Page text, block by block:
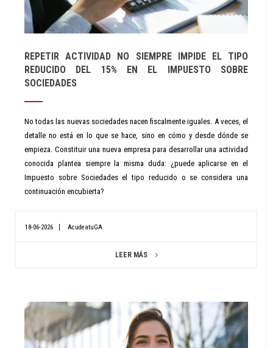
REPETIR ACTIVIDAD NO SIEMPRE IMPIDE EL TIPO
REDUCIDO DEL 15% EN EL IMPUESTO SOBRE
SOCIEDADES
No todas las nuevas sociedades nacen fiscalmente iguales. A veces, el
detalle no está en lo que se hace, sino en cómo y desde dónde se
empieza. Constituir una nueva empresa para desarrollar una actividad
conocida plantea siempre la misma duda: ¿puede aplicarse en el
Impuesto sobre Sociedades el tipo reducido o se considera una
continuación encubierta?
18-06-2026 AcudeatuGA
LEER MÁS